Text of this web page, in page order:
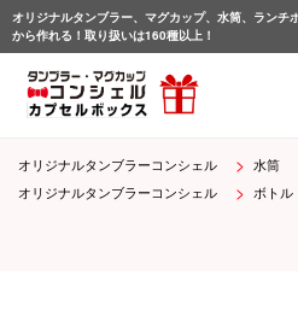
オリジナルタンブラー、マグカップ、水筒、ラン
から作れる！取り扱いは160種以上！
サ
ー
オリジナルタンブラーコンシェル 水筒
オリジナルタンブラーコンシェル
ボトル